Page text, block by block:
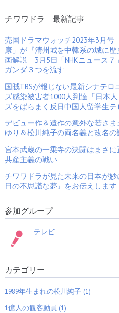
売国アニメウォッチ２０２
３年５月号 朝鮮人７０名大
規模動員「アイドルマスタ
ー シンデレラガールズ
U149」に反日三国人１００
名判明を徹底解説
中国共産党テ
ゲームアプリ
を破ると「凶
分キムチ野
「映画を極めろ一直線女子
の裏道ばやり」開設のお知
らせ
３．２月号
〇人をカミン
男を大作家の
主演に起用の
ンド＆バタフ
「田村正和伝説・番外」
世紀超越「牡丹灯籠」「四
谷怪談」 「笠森お仙」「耳
陸日の女文頂上対決ダ
「why何故に
人超大差の3パイ（参拝）
対決2025 こぼれそう落ち
性の正体 横に盛り上がる巨
乳 ラララ乳がない！大いな
る貧乳スター絶賛大成長中
チワワドラ 最新記事
売国ドラマウォッチ2023年3月
康」が『清州城を中韓系の城に
画解説 3月5日「NHKニュース７
ガンダ３つを流す
国賊TBSが報じない最新シナテロ
ズ感染被害者1000人到達「日本
ズをばらまく反日中国人留学生テ
デビュー作＆遺作の意外な若さ
ゆり＆松川純子の両名義と改名の
宮本武蔵の一乗寺の決闘はまさ
共産主義の戦い
チワワドラが見た未来の日本が
日の不思議な夢」をお伝えします
参加グループ
テレビ
カテゴリー
1989年生まれの松川純子 (1)
1億人の観客動員 (1)